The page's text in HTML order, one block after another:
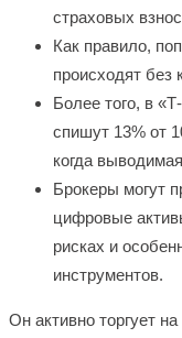
страховых
Как правило,
происходят без
Более того, в
спишут 13% от
когда
Брокеры могут
цифровые
рисках и
инструментов.
Он активно торгует